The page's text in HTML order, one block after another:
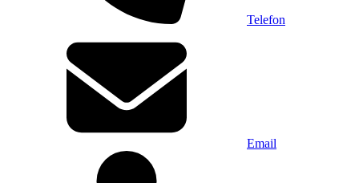
Telefon
Email